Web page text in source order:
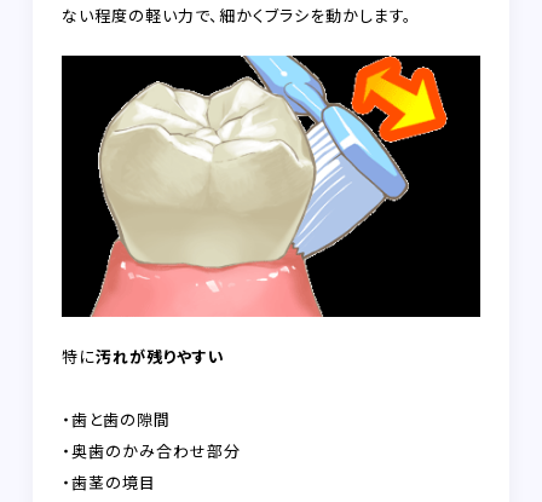
ない程度の軽い力で、細かくブラシを動かします。
特に汚れが残りやすい
・歯と歯の隙間
・奥歯のかみ合わせ部分
・歯茎の境目